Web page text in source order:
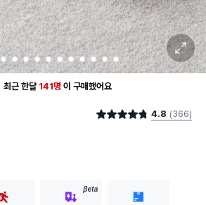
3 4 5 6 7 8 9 1011 1213
확대 보기
최근 한달141명이구매했어요
30대 여성이 가장 많이구매했어요
구매했어요
별점 4.8점 4.8 (366)
BETA